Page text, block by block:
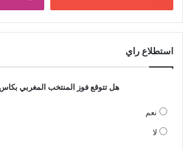
استطلاع راي
هل تتوقع فوز المنتخب المغربي بكاس
نعم
لا